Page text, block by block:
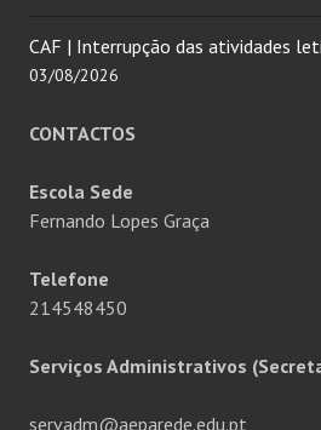
CAF | Interrupção das atividades
03/08/2026
CONTACTOS
Escola Sede
Fernando Lopes Graça
Telefone
214548450
Serviços Administrativos
servadm@aeparede.edu.pt